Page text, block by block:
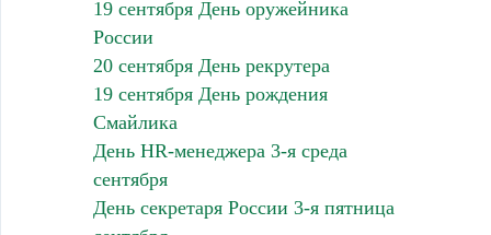
19 сентября День оружейника
России
20 сентября День рекрутера
19 сентября День рождения
Смайлика
День HR-менеджера 3-я среда
сентября
День секретаря России 3-я пятница